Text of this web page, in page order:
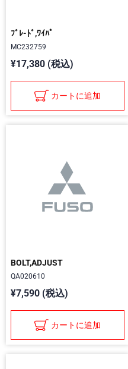
ﾌﾞﾚ-ﾄﾞ,ﾜｲﾊﾟ
MC232759
¥17,380 (税込)
カートに追加
BOLT,ADJUST
QA020610
¥7,590 (税込)
カートに追加